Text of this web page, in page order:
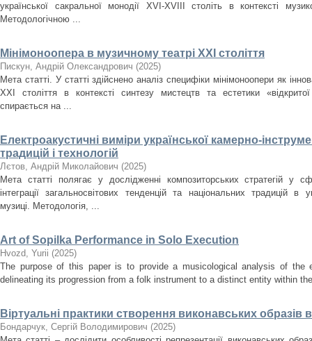
української сакральної монодії XVI-XVIII cтоліть в контексті
Методологічною ...
Мінімоноопера в музичному театрі ХХІ століття
Пискун, Андрій Олександрович (2025)
Мета статті. У статті здійснено аналіз специфіки мінімоноопери як
ХХІ століття в контексті синтезу мистецтв та естетики
спирається на ...
Електроакустичні виміри української камерно-
традицій і технологій
Лєтов, Андрій Миколайович (2025)
Мета статті полягає у дослідженні композиторських стратегій у
інтеграції загальносвітових тенденцій та національних традицій в
музиці. Методологія, ...
Art of Sopilka Performance in Solo Execution
Нvozd, Yurii (2025)
The purpose of this paper is to provide a musicological analysis of the
delineating its progression from a folk instrument to a distinct entity within
Віртуальні практики створення виконавських образів
Бондарчук, Сергій Володимирович (2025)